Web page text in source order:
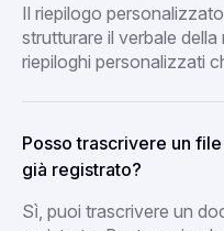
Il riepilogo
strutturare il verbale
riepiloghi personalizzati
Posso trascrivere un
già registrato?
Sì, puoi trascrivere un